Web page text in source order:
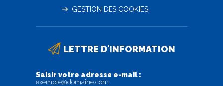
GESTION DES COOKIES
LETTRE D'INFORMATION
Saisir votre adresse e-mail :
exemple@domaine.com